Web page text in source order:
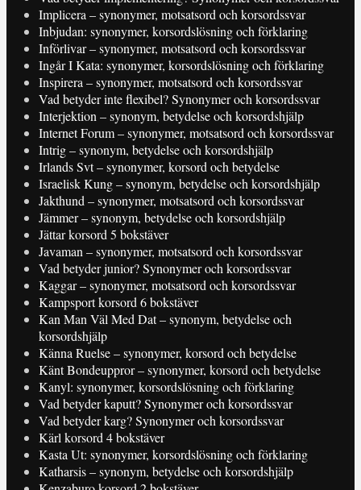
Implicera – synonymer, motsatsord och korsordssvar
Inbjudan: synonymer, korsordslösning och förklaring
Införlivar – synonymer, motsatsord och korsordssvar
Ingår I Kata: synonymer, korsordslösning och förklaring
Inspirera – synonymer, motsatsord och korsordssvar
Vad betyder inte flexibel? Synonymer och korsordssvar
Interjektion – synonym, betydelse och korsordshjälp
Internet Forum – synonymer, motsatsord och korsordssvar
Intrig – synonym, betydelse och korsordshjälp
Irlands Svt – synonymer, korsord och betydelse
Israelisk Kung – synonym, betydelse och korsordshjälp
Jakthund – synonymer, motsatsord och korsordssvar
Jämmer – synonym, betydelse och korsordshjälp
Jättar korsord 5 bokstäver
Javaman – synonymer, motsatsord och korsordssvar
Vad betyder junior? Synonymer och korsordssvar
Kaggar – synonymer, motsatsord och korsordssvar
Kampsport korsord 6 bokstäver
Kan Man Väl Med Dat – synonym, betydelse och
korsordshjälp
Känna Ruelse – synonymer, korsord och betydelse
Känt Bondeuppror – synonymer, korsord och betydelse
Kanyl: synonymer, korsordslösning och förklaring
Vad betyder kaputt? Synonymer och korsordssvar
Vad betyder karg? Synonymer och korsordssvar
Kärl korsord 4 bokstäver
Kasta Ut: synonymer, korsordslösning och förklaring
Katharsis – synonym, betydelse och korsordshjälp